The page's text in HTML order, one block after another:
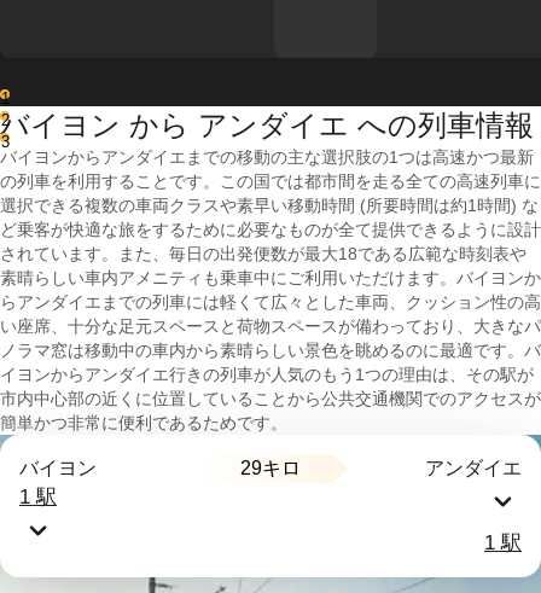
1
2
3
バイヨン から アンダイエ への列車情報
バイヨンからアンダイエまでの移動の主な選択肢の1つは高速かつ最新
の列車を利用することです。この国では都市間を走る全ての高速列車に
選択できる複数の車両クラスや素早い移動時間 (所要時間は約1時間) な
ど乗客が快適な旅をするために必要なものが全て提供できるように設計
されています。また、毎日の出発便数が最大18である広範な時刻表や
素晴らしい車内アメニティも乗車中にご利用いただけます。バイヨンか
らアンダイエまでの列車には軽くて広々とした車両、クッション性の高
い座席、十分な足元スペースと荷物スペースが備わっており、大きなパ
ノラマ窓は移動中の車内から素晴らしい景色を眺めるのに最適です。バ
イヨンからアンダイエ行きの列車が人気のもう1つの理由は、その駅が
市内中心部の近くに位置していることから公共交通機関でのアクセスが
簡単かつ非常に便利であるためです。
バイヨン 29キロ アンダイエ
1 駅
1 駅